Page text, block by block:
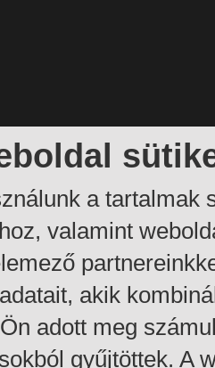
a tartalmak
valamint
akik
adott meg
gyűjtöttek. A